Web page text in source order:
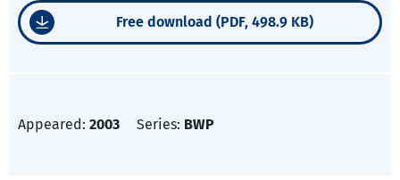
Free download (PDF, 498.9 KB)
Appeared: 2003 Series: BWP